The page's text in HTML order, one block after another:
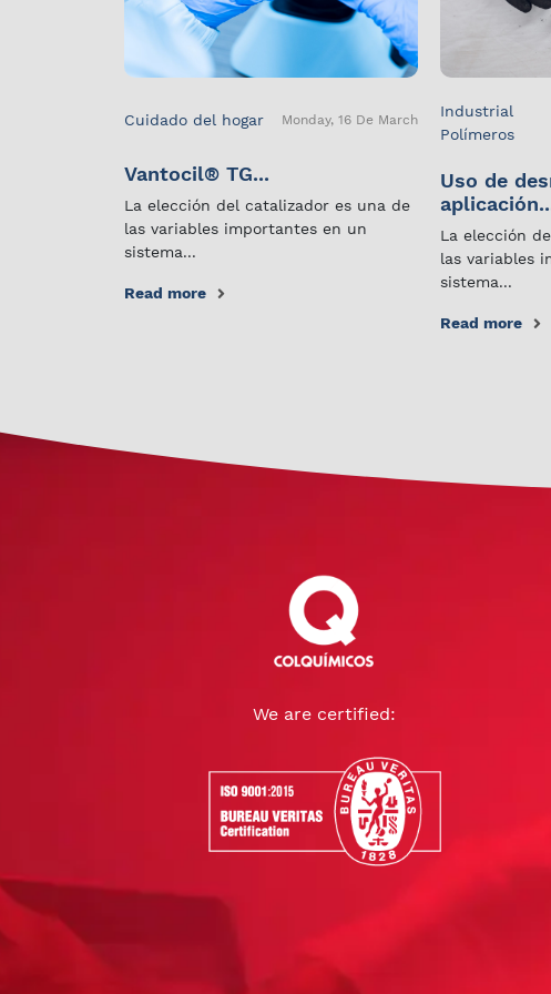
Cuidado del hogar Monday, 16 De March
Vantocil® TG...
La elección del catalizador es una de
las variables importantes en un
sistema...
Read more
Industrial
Polímeros
Uso de
La elección
las variables
sistema...
Read more
We are certified: